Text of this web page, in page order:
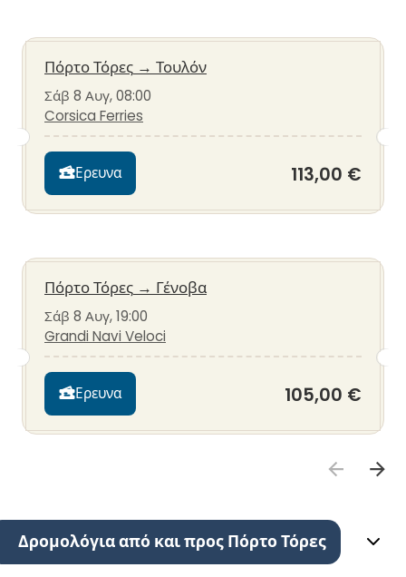
Πόρτο Τόρες → Τουλόν
Σάβ 8 Αυγ, 08:00
Corsica Ferries
Ερευνα 113,00 €
Πόρτο Τόρες → Γένοβα
Σάβ 8 Αυγ, 19:00
Grandi Navi Veloci
Ερευνα 105,00 €
Δρομολόγια από και προς Πόρτο Τόρες